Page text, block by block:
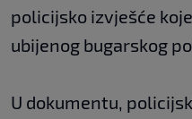
policijsko izvješće
ubijenog bugarskog
U dokumentu,